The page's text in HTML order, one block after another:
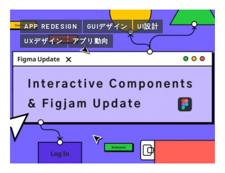
APP REDESIGN GUIデザイン
UI設計
UXデザイン
アプリ動向